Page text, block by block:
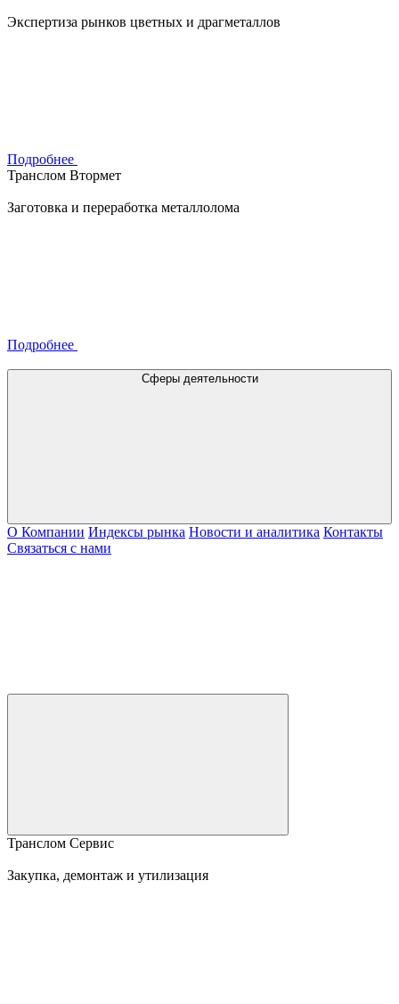
Экспертиза рынков цветных и драгметаллов
Подробнее
Транслом Втормет
Заготовка и переработка металлолома
Подробнее
Сферы деятельности
О Компании Индексы рынка Новости и аналитика Контакты
Связаться с нами
Транслом Сервис
Закупка, демонтаж и утилизация